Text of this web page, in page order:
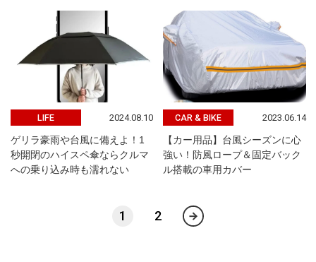
LIFE 2024.08.10
ゲリラ豪雨や台風に備えよ！1
秒開閉のハイスペ傘ならクルマ
への乗り込み時も濡れない
CAR & BIKE 2023.06.14
【カー用品】台風シーズンに心
強い！防風ロープ＆固定バック
ル搭載の車用カバー
1 2